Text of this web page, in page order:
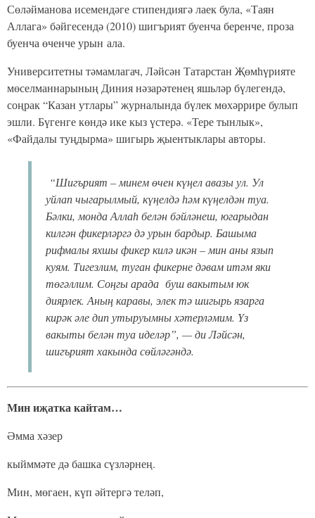
Сөләйманова исемендәге стипендиягә лаек була, «Таян
Аллага» бәйгесендә (2010) шигърият буенча беренче, проза
буенча өченче урын ала.
Университетны тәмамлагач, Ләйсән Татарстан Җөмһүрияте
мөселманнарының Диния нәзарәтенең яшьләр бүлегендә,
соңрак “Казан утлары” журналында бүлек мөхәррире булып
эшли. Бүгенге көндә ике кыз үстерә. «Тере тынлык»,
«Файдалы туңдырма» шигырь җыентыклары авторы.
“Шигърият – минем өчен күңел авазы ул. Ул
уйлап чыгарылмый, күңелдә һәм күңелдән туа.
Бәлки, монда Аллаһ белән бәйләнеш, югарыдан
килгән фикерләргә дә урын бардыр. Башыма
рифмалы яхшы фикер килә икән – мин аны язып
куям. Тигезлим, туган фикерне дәвам итәм яки
төгәллим. Соңгы арада буш вакытым юк
диярлек. Аның каравы, элек тә шигырь язарга
кирәк әле дип утыруымны хәтерләмим. Үз
вакыты белән туа иделәр”, — ди Ләйсән,
шигърият хакында сөйләгәндә.
Мин иҗатка кайтам…
Әмма хәзер
кыйммәте дә башка сүзләрнең.
Мин, мөгаен, күп әйтергә теләп,